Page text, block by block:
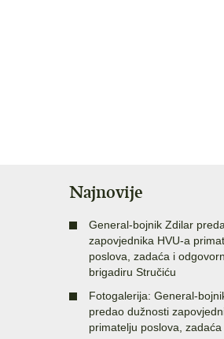
Najnovije
General-bojnik Zdilar
zapovjednika HVU-a
poslova, zadaća i
brigadiru Stručiću
Fotogalerija: General-
predao dužnosti
primatelju poslova, zadaća